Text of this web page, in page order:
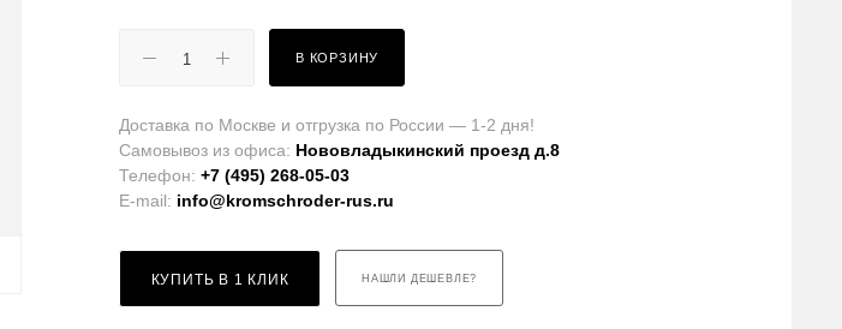
В КОРЗИНУ
Доставка по Москве и отгрузка по России — 1-2 дня!
Самовывоз из офиса: Нововладыкинский проезд д.8
Телефон:+7 (495) 268-05-03
E-mail: info@kromschroder-rus.ru
КУПИТЬ В 1 КЛИК НАШЛИ ДЕШЕВЛЕ?